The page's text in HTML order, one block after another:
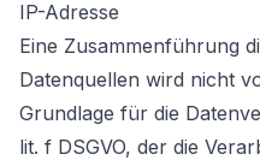
IP-Adresse
Eine Zusammenführung
Datenquellen wird nicht
Grundlage für die
lit. f DSGVO, der die